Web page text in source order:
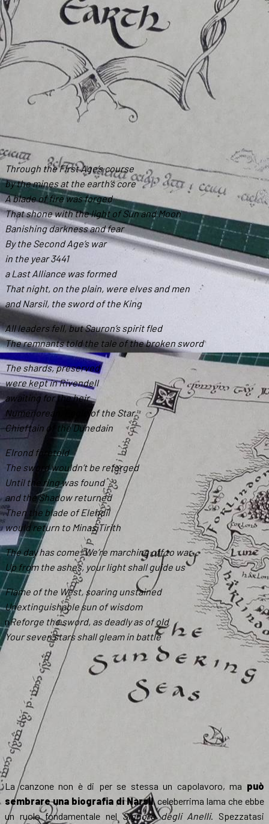
Through the First Age’s course
by the mines at the earth’s core
A blade of fire was forged
That shone with the light of Sun and Moon
Banishing darkness and fear
By the Second Age’s war
in the year 3441
a Last Alliance was formed
That night, on the plain, were elves and men
and Narsil, the sword of the King
All leaders fell, but Sauron’s spirit fled
The remnants told the tale of the broken sword
The shards, preserved
were kept in Rivendell
awaiting for the heir
Numenorean, Eagle of the Star
Chieftain of the Dunedain
Elrond foretold
The sword wouldn’t be reforged
Until the ring was found
and the Shadow returned
Then the blade of Elendil
would return to Minas Tirith
The day has come! We’re marching off to war
Up from the ashes, your light shall guide us
Flame of the West, soaring unstained
Unextinguishable sun of wisdom
nReforge the sword, as deadly as of old
Your seven stars shall gleam in battle
La canzone non è di per se stessa un capolavoro, ma può
sembrare una biografia di Narsil, celeberrima lama che ebbe
un ruolo fondamentale nelSignore degli Anelli. Spezzatasi